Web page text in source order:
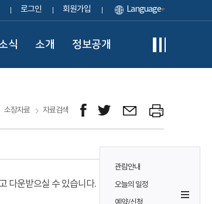
로그인 회원가입 Language
식 소개 정보공개
관람안내
오늘의 일정
소장자료 자료검색
다운받으실 수 있습니다.